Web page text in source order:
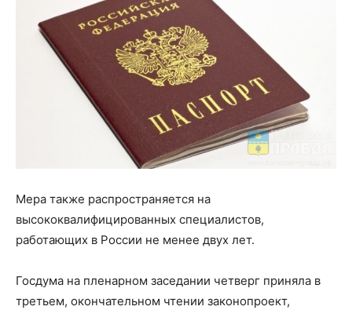
Мера также распространяется на
высококвалифицированных специалистов,
работающих в России не менее двух лет.
Госдума на пленарном заседании четверг приняла в
третьем, окончательном чтении законопроект,